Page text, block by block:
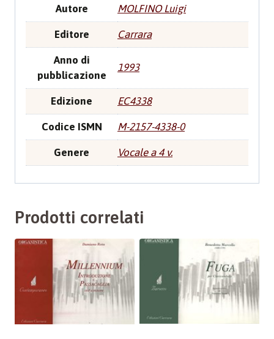
Autore MOLFINO Luigi
Editore Carrara
Anno di
pubblicazione
1993
Edizione EC4338
Codice ISMN M-2157-4338-0
Genere Vocale a 4 v.
Prodotti correlati